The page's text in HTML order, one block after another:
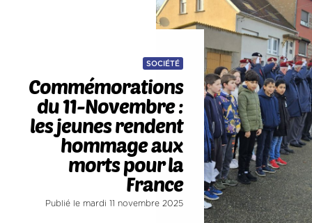
SOCIÉTÉ
Commémorations
du 11-Novembre :
les jeunes rendent
hommage aux
morts pour la
France
Publié le mardi 11 novembre 2025